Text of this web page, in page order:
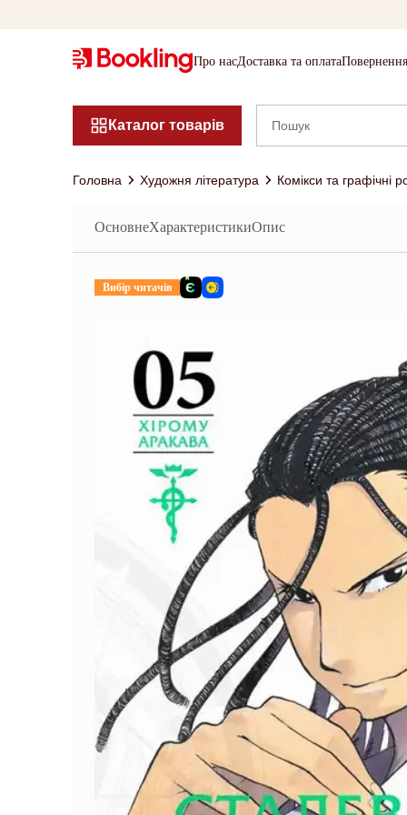
Про насДоставка та оплата
Каталог товарів
Головна Художня література Комікси та графічні
ОсновнеХарактеристикиОпис
Вибір читачів